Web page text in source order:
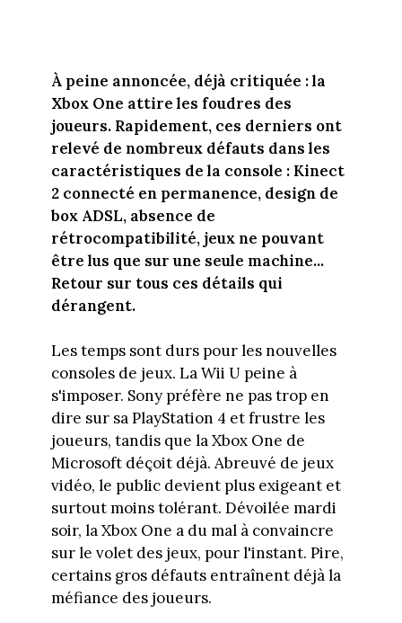
À peine annoncée, déjà critiquée : la
Xbox One attire les foudres des
joueurs. Rapidement, ces derniers ont
relevé de nombreux défauts dans les
caractéristiques de la console : Kinect
2 connecté en permanence, design de
box ADSL, absence de
rétrocompatibilité, jeux ne pouvant
être lus que sur une seule machine...
Retour sur tous ces détails qui
dérangent.
Les temps sont durs pour les nouvelles
consoles de jeux. La Wii U peine à
s'imposer. Sony préfère ne pas trop en
dire sur sa PlayStation 4 et frustre les
joueurs, tandis que la Xbox One de
Microsoft déçoit déjà. Abreuvé de jeux
vidéo, le public devient plus exigeant et
surtout moins tolérant. Dévoilée mardi
soir, la Xbox One a du mal à convaincre
sur le volet des jeux, pour l'instant. Pire,
certains gros défauts entraînent déjà la
méfiance des joueurs.